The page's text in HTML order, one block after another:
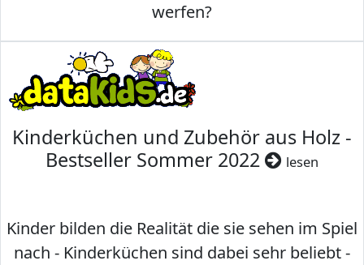
werfen?
Kinderküchen und Zubehör aus Holz -
Bestseller Sommer 2022
lesen
Kinder bilden die Realität die sie sehen im Spiel
nach - Kinderküchen sind dabei sehr beliebt -